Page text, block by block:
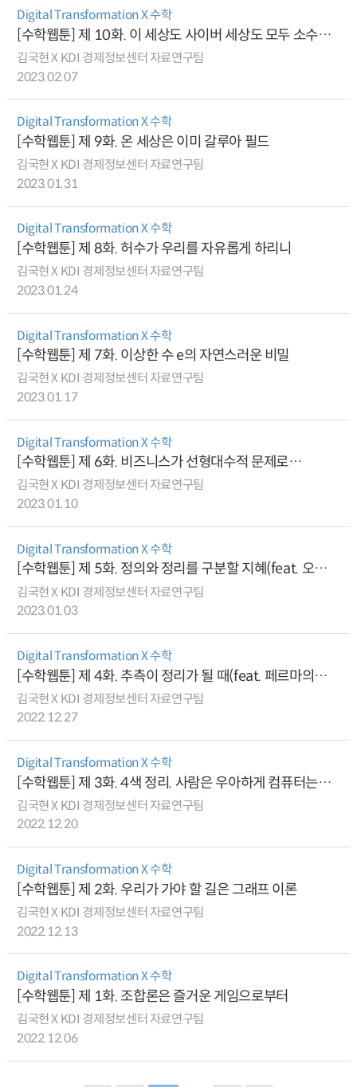
Digital Transformation X 수학
[수학웹툰] 제 10화. 이 세상도 사이버 세상도 모두 소수로
설계되었다면 (feat. 리만 가설)
김국현 X KDI 경제정보센터 자료연구팀
2023.02.07
Digital Transformation X 수학
[수학웹툰] 제 9화. 온 세상은 이미 갈루아 필드
김국현 X KDI 경제정보센터 자료연구팀
2023.01.31
Digital Transformation X 수학
[수학웹툰] 제 8화. 허수가 우리를 자유롭게 하리니
김국현 X KDI 경제정보센터 자료연구팀
2023.01.24
Digital Transformation X 수학
[수학웹툰] 제 7화. 이상한 수 e의 자연스러운 비밀
김국현 X KDI 경제정보센터 자료연구팀
2023.01.17
Digital Transformation X 수학
[수학웹툰] 제 6화. 비즈니스가 선형대수적 문제로
환원되는 날(feat. 마르코프 체인 & 페이지랭크)
김국현 X KDI 경제정보센터 자료연구팀
2023.01.10
Digital Transformation X 수학
[수학웹툰] 제 5화. 정의와 정리를 구분할 지혜(feat. 오목한
채색 다항식)
김국현 X KDI 경제정보센터 자료연구팀
2023.01.03
Digital Transformation X 수학
[수학웹툰] 제 4화. 추측이 정리가 될 때(feat. 페르마의
마지막 정리)
김국현 X KDI 경제정보센터 자료연구팀
2022.12.27
Digital Transformation X 수학
[수학웹툰] 제 3화. 4색 정리. 사람은 우아하게 컴퓨터는
우직하게
김국현 X KDI 경제정보센터 자료연구팀
2022.12.20
Digital Transformation X 수학
[수학웹툰] 제 2화. 우리가 가야 할 길은 그래프 이론
김국현 X KDI 경제정보센터 자료연구팀
2022.12.13
Digital Transformation X 수학
[수학웹툰] 제 1화. 조합론은 즐거운 게임으로부터
김국현 X KDI 경제정보센터 자료연구팀
2022.12.06